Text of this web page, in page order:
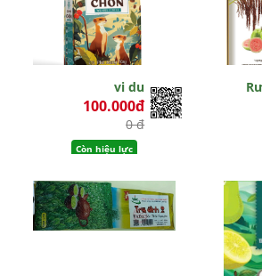
vi du
100.000đ
0 đ
Còn hiệu lực